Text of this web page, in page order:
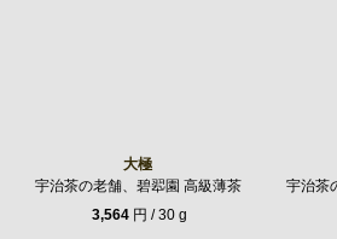
大極
宇治茶の老舗、碧翆園 高級薄茶
3,564円 / 30 g
宇治茶